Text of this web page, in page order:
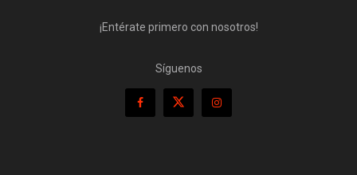
¡Entérate primero con nosotros!
Síguenos